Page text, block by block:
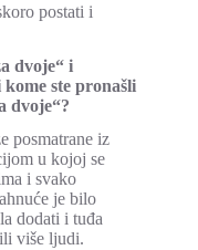
postati i
dvoje“ i
ste pronašli
dvoje“?
posmatrane iz
u kojoj se
i svako
je bilo
dodati i tuđa
više ljudi.